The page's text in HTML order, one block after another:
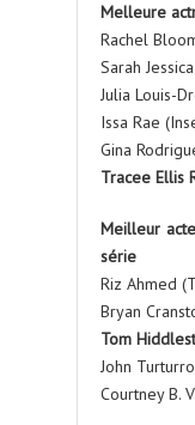
Melleure
Rachel
Sarah
Julia Louis-
Issa Rae
Gina
Tracee Ellis
Meilleur
série
Riz Ahmed
Bryan
Tom
John
Courtney B.